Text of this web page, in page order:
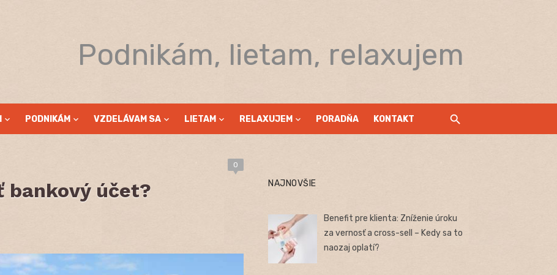
Podnikám, lietam, relaxujem
PODNIKÁM VZDELÁVAM SA LIETAM RELAXUJEM PORADŇA KONTAKT
0
bankový účet? NAJNOVŠIE
Benefit pre klienta: Zníženie úroku
za vernosť a cross-sell – Kedy sa to
naozaj oplatí?